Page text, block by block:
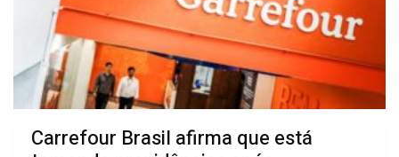
Carrefour Brasil afirma que está